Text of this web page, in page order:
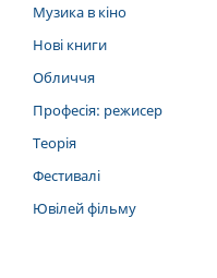
Музика в кіно
Нові книги
Обличчя
Професія: режисер
Теорія
Фестивалі
Ювілей фільму